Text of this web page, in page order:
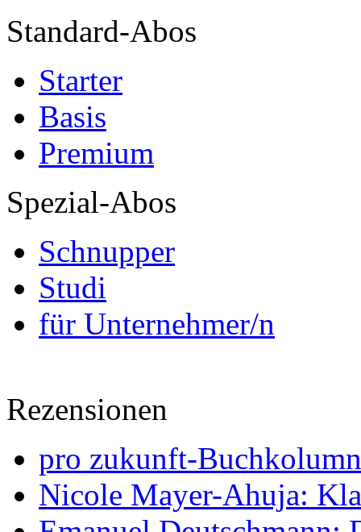
Standard-Abos
Starter
Basis
Premium
Spezial-Abos
Schnupper
Studi
für Unternehmer/n
Rezensionen
pro zukunft-
Nicole Mayer-Ahuja: